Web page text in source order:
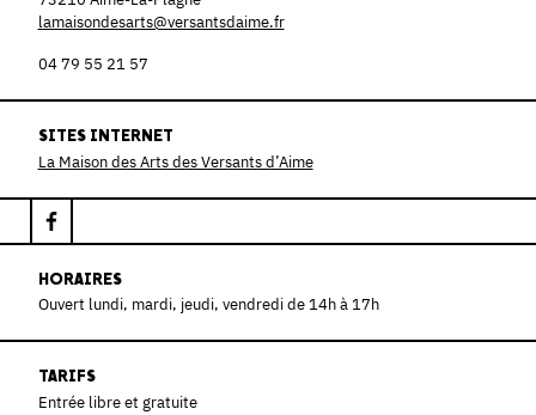
lamaisondesarts@versantsdaime.fr
04 79 55 21 57
SITES INTERNET
La Maison des Arts des Versants d’Aime
HORAIRES
Ouvert lundi, mardi, jeudi, vendredi de 14h à 17h
TARIFS
Entrée libre et gratuite